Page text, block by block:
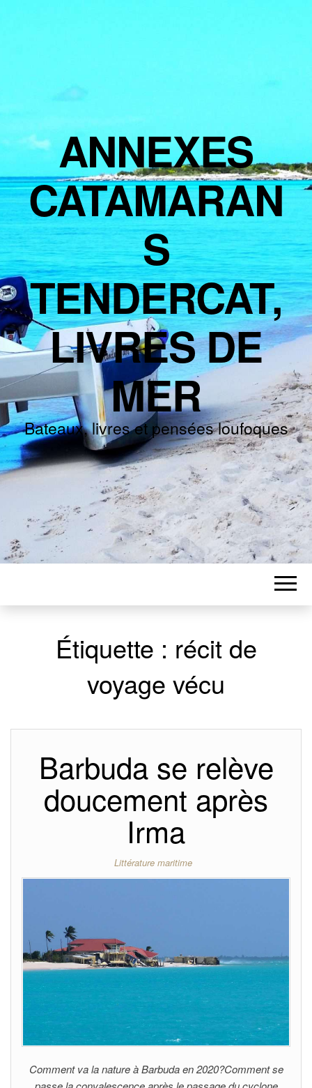
ANNEXES
CATAMARAN
S
TENDERCAT,
LIVRES DE
MER
Bateaux, livres et pensées loufoques
Étiquette : récit de
voyage vécu
Barbuda se relève
doucement après
Irma
Littérature maritime
Comment va la nature à Barbuda en 2020?Comment se